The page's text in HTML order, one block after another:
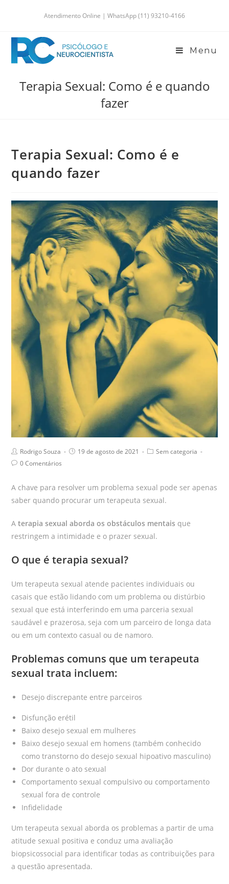
Atendimento Online | WhatsApp (11) 93210-4166
Menu
Terapia Sexual: Como é e quando
fazer
Terapia Sexual: Como é e
quando fazer
Rodrigo Souza 19 de agosto de 2021
Sem categoria
0 Comentários
A chave para resolver um problema sexual pode ser apenas
saber quando procurar um terapeuta sexual.
Aterapia sexual aborda os obstáculos mentais que
restringem a intimidade e o prazer sexual.
O que é terapia sexual?
Um terapeuta sexual atende pacientes individuais ou
casais que estão lidando com um problema ou distúrbio
sexual que está interferindo em uma parceria sexual
saudável e prazerosa, seja com um parceiro de longa data
ou em um contexto casual ou de namoro.
Problemas comuns que um terapeuta
sexual trata incluem:
Desejo discrepante entre parceiros
Disfunção erétil
Baixo desejo sexual em mulheres
Baixo desejo sexual em homens (também conhecido
como transtorno do desejo sexual hipoativo masculino)
Dor durante o ato sexual
Comportamento sexual compulsivo ou comportamento
sexual fora de controle
Infidelidade
Um terapeuta sexual aborda os problemas a partir de uma
atitude sexual positiva e conduz uma avaliação
biopsicossocial para identificar todas as contribuições para
a questão apresentada.